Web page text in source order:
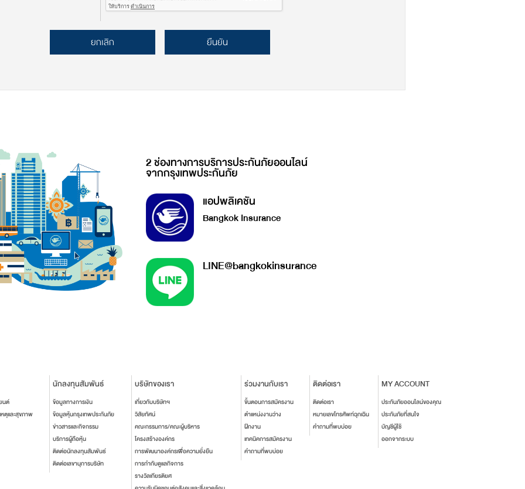
ยกเลิก ยืนยัน
2 ช่องทางการบริการประกันภัยออนไลน์
จากกรุงเทพประกันภัย
แอปพลิเคชัน
Bangkok Insurance
LINE@bangkokinsurance
นต์
ตุและสุขภาพ
นักลงทุนสัมพันธ์
ข้อมูลทางการเงิน
ข้อมูลหุ้นกรุงเทพประกันภัย
ข่าวสารและกิจกรรม
บริการผู้ถือหุ้น
ติดต่อนักลงทุนสัมพันธ์
ติดต่อเลขานุการบริษัท
บริษัทของเรา
เกี่ยวกับบริษัทฯ
วิสัยทัศน์
คณะกรรมการ/คณะผู้บริหาร
โครงสร้างองค์กร
การพัฒนาองค์กรเพื่อความยั่งยืน
การกำกับดูแลกิจการ
รางวัลเกียรติยศ
ร่วมงานกับเรา
ขั้นตอนการสมัครงาน
ตำแหน่งงานว่าง
ฝึกงาน
เทคนิคการสมัครงาน
คำถามที่พบบ่อย
ติดต่อเรา
ติดต่อเรา
หมายเลขโทรศัพท์ฉุกเฉิน
คำถามที่พบบ่อย
MY ACCOUNT
ประกันภัยออนไลน์ของคุณ
ประกันภัยที่สนใจ
บัญชีผู้ใช้
ออกจากระบบ